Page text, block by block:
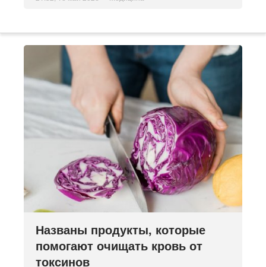
Названы продукты, которые
помогают очищать кровь от
токсинов